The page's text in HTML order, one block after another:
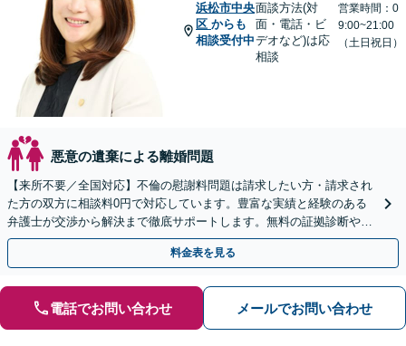
浜松市中央
区 からも
相談受付中
面談方法(対
面・電話・ビ
デオなど)は応
相談
営業時間：0
9:00~21:00
（土日祝日）
悪意の遺棄による離婚問題
【来所不要／全国対応】不倫の慰謝料問題は請求したい方・請求され
た方の双方に相談料0円で対応しています。豊富な実績と経験のある
弁護士が交渉から解決まで徹底サポートします。無料の証拠診断や着
手金の返還保証もありますので安心してご相談ください。
料金表を見る
電話でお問い合わせ メールでお問い合わせ